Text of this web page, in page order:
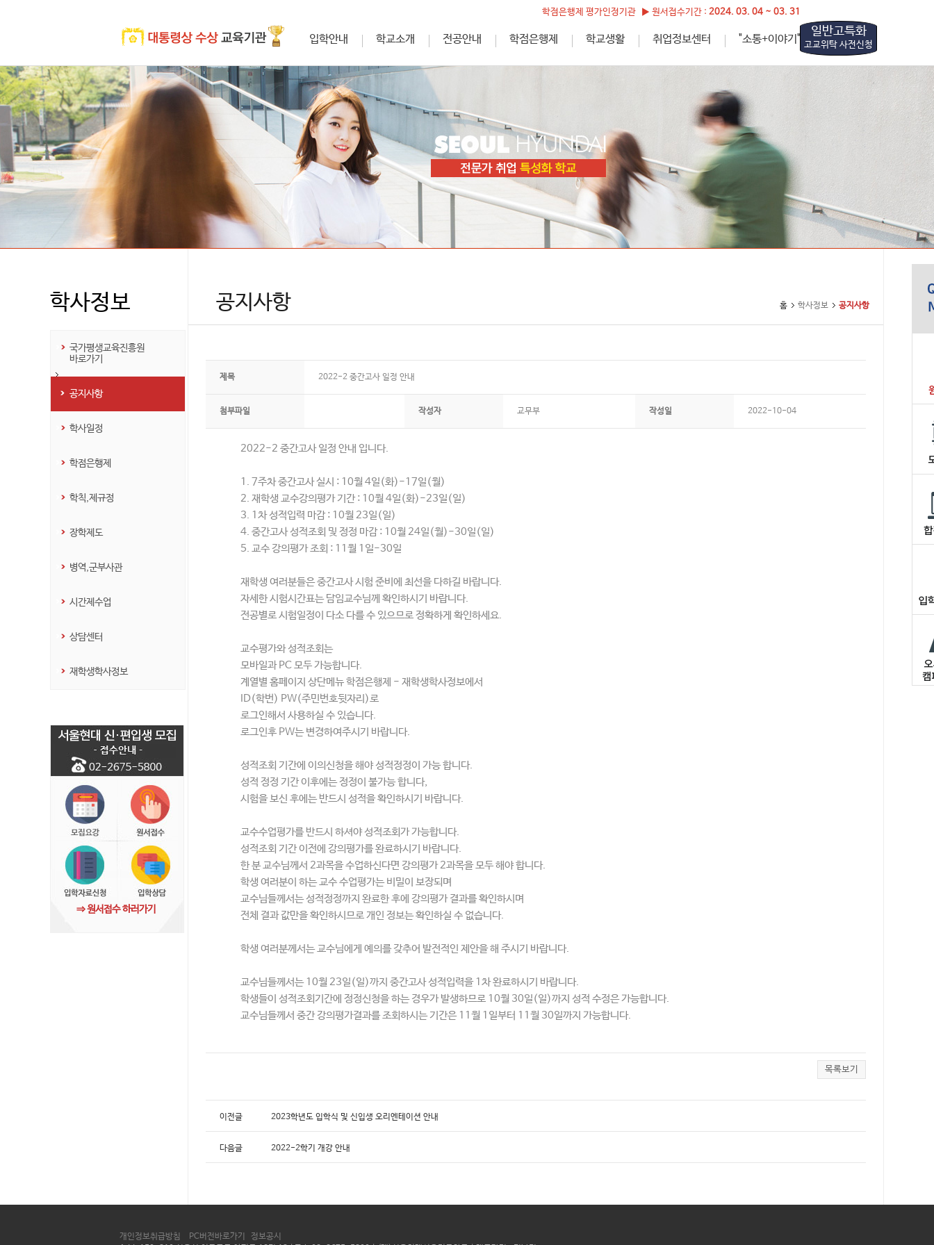
학점은행제 평가인정기관 ▶ 원서접수기간 : 2024. 03. 04 ~ 03. 31
입학안내 학교소개 전공안내 학점은행제 학교생활 취업정보센터 "소통+이야기"
일반고특화
고교위탁 사전신청
학사정보
국가평생교육진흥원
바로가기
공지사항
학사일정
학점은행제
학칙,제규정
장학제도
병역,군부사관
시간제수업
상담센터
재학생학사정보
⇒ 원서접수 하러가기
공지사항 홈 학사정보 공지사항
제목 2022-2 중간고사 일정 안내
첨부파일 작성자 교무부 작성일 2022-10-04
2022-2 중간고사 일정 안내 입니다.
1. 7주차 중간고사 실시 : 10월 4일(화)-17일(월)
2. 재학생 교수강의평가 기간 : 10월 4일(화)-23일(일)
3. 1차 성적입력 마감 : 10월 23일(일)
4. 중간고사 성적조회 및 정정 마감 : 10월 24일(월)-30일(일)
5. 교수 강의평가 조회 : 11월 1일-30일
재학생 여러분들은 중간고사 시험 준비에 최선을 다하길 바랍니다.
자세한 시험시간표는 담임교수님께 확인하시기 바랍니다.
전공별로 시험일정이 다소 다를 수 있으므로 정확하게 확인하세요.
교수평가와 성적조회는
모바일과 PC 모두 가능합니다.
계열별 홈페이지 상단메뉴 학점은행제 - 재학생학사정보에서
ID(학번) PW(주민번호뒷자리)로
로그인해서 사용하실 수 있습니다.
로그인후 PW는 변경하여주시기 바랍니다.
성적조회 기간에 이의신청을 해야 성적정정이 가능 합니다.
성적 정정 기간 이후에는 정정이 불가능 합니다,
시험을 보신 후에는 반드시 성적을 확인하시기 바랍니다.
교수수업평가를 반드시 하셔야 성적조회가 가능합니다.
성적조회 기간 이전에 강의평가를 완료하시기 바랍니다.
한 분 교수님께서 2과목을 수업하신다면 강의평가 2과목을 모두 해야 합니다.
학생 여러분이 하는 교수 수업평가는 비밀이 보장되며
교수님들께서는 성적정정까지 완료한 후에 강의평가 결과를 확인하시며
전체 결과 값만을 확인하시므로 개인 정보는 확인하실 수 없습니다.
학생 여러분께서는 교수님에게 예의를 갖추어 발전적인 제안을 해 주시기 바랍니다.
교수님들께서는 10월 23일(일)까지 중간고사 성적입력을 1차 완료하시기 바랍니다.
학생들이 성적조회기간에 정정신청을 하는 경우가 발생하므로 10월 30일(일)까지 성적 수정은 가능합니다.
교수님들께서 중간 강의평가결과를 조회하시는 기간은 11월 1일부터 11월 30일까지 가능합니다.
목록보기
이전글 2023학년도 입학식 및 신입생 오리엔테이션 안내
다음글 2022-2학기 개강 안내
개인정보취급방침 PC버전바로가기
정보공시